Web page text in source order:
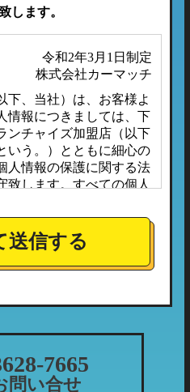
します。
令和2年3月1日制定
株式会社カーマッチ
下、当社）は、お客様よ
情報につきましては、下
ンチャイズ加盟店（以下
いう。）とともに細心の
人情報の保護に関する法
致します。すべての個人
意なしに第三者へ開示ま
りません。
との間においては、事前
安全性を審査の上、個人
管理監督を行ってまいり
につきましては、下記の
送信する
7665
問い合せ